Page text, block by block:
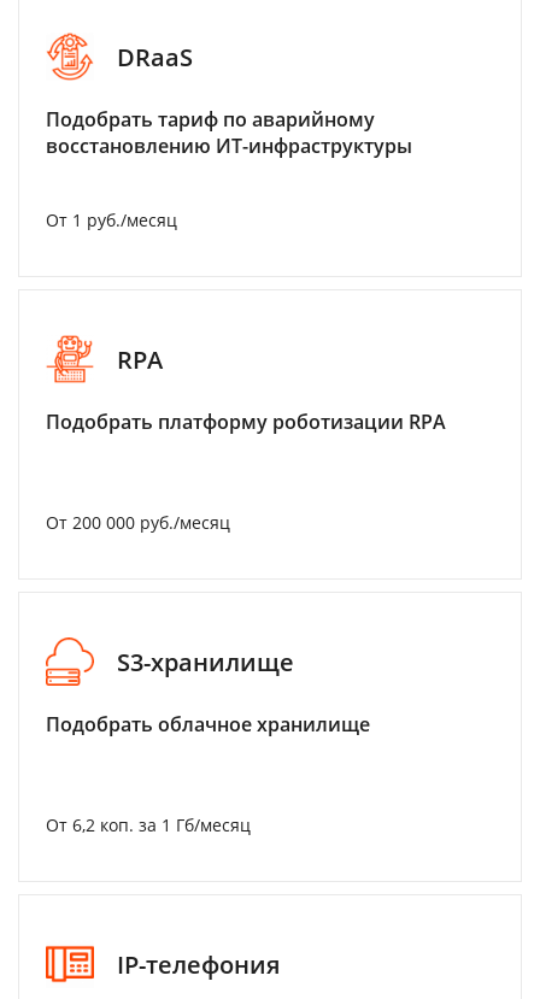
DRaaS
Подобрать тариф по аварийному
восстановлению ИТ-инфраструктуры
От 1 руб./месяц
RPA
Подобрать платформу роботизации RPA
От 200 000 руб./месяц
S3-хранилище
Подобрать облачное хранилище
От 6,2 коп. за 1 Гб/месяц
IP-телефония